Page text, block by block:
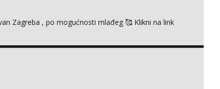
Zagreba , po mogućnosti mlađeg 🥰 Klikni na link